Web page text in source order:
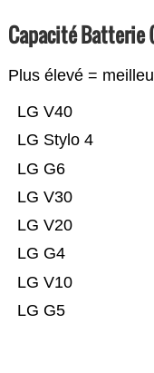
Capacité Batterie
Plus élevé =
LG G5
LG V10
LG G4
LG V20
LG V30
LG G6
LG Stylo 4
LG V40